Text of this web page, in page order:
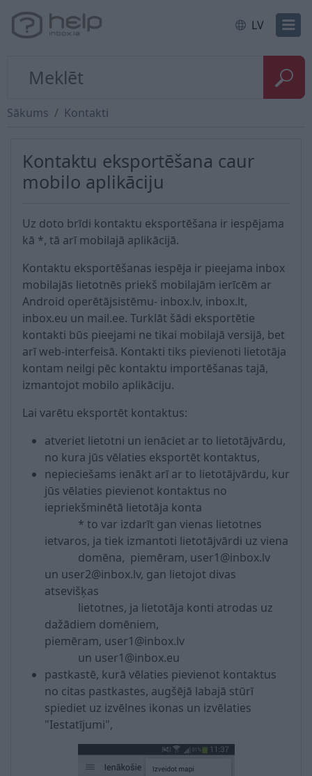
LV
Sākums Kontakti
Kontaktu eksportēšana caur
mobilo aplikāciju
Uz doto brīdi kontaktu eksportēšana ir iespējama
kā *, tā arī mobilajā aplikācijā.
Kontaktu eksportēšanas iespēja ir pieejama inbox
mobilajās lietotnēs priekš mobilajām ierīcēm ar
Android operētājsistēmu- inbox.lv, inbox.lt,
inbox.eu un mail.ee. Turklāt šādi eksportētie
kontakti būs pieejami ne tikai mobilajā versijā, bet
arī web-interfeisā. Kontakti tiks pievienoti lietotāja
kontam neilgi pēc kontaktu importēšanas tajā,
izmantojot mobilo aplikāciju.
Lai varētu eksportēt kontaktus:
atveriet lietotni un ienāciet ar to lietotājvārdu,
no kura jūs vēlaties eksportēt kontaktus,
nepieciešams ienākt arī ar to lietotājvārdu, kur
jūs vēlaties pievienot kontaktus no
iepriekšminētā lietotāja konta
* to var izdarīt gan vienas lietotnes
ietvaros, ja tiek izmantoti lietotājvārdi uz viena
domēna, piemēram, user1@inbox.lv
un user2@inbox.lv, gan lietojot divas
atsevišķas
lietotnes, ja lietotāja konti atrodas uz
dažādiem domēniem,
piemēram, user1@inbox.lv
un user1@inbox.eu
pastkastē, kurā vēlaties pievienot kontaktus
no citas pastkastes, augšējā labajā stūrī
spiediet uz izvēlnes ikonas un izvēlaties
"Iestatījumi",